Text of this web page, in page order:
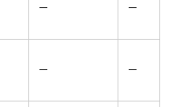
— —
— —